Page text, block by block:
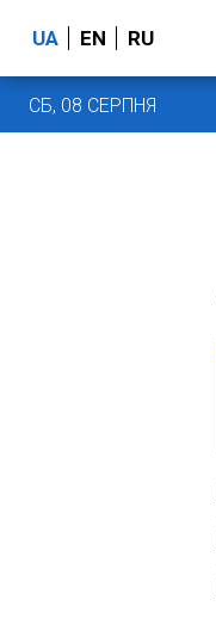
UA EN RU
СБ, 08 СЕРПНЯ